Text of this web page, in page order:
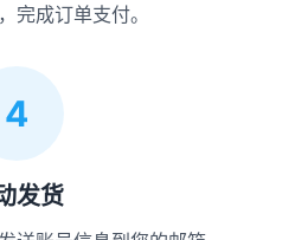
完成订单支付。
4
发货